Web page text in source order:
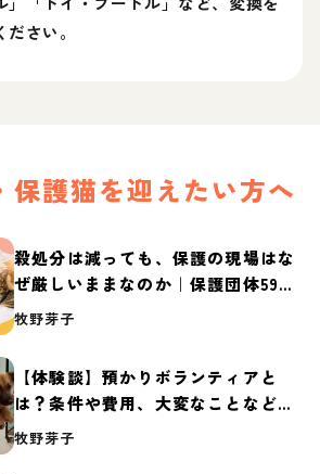
さい。
保護猫を迎えたい方へ
殺処分は減っても、保護の現場はな
ぜ厳しいままなのか｜保護団体59団
体の実態調査【保護犬・保護猫白書
牧野芽子
【体験談】預かりボランティアと
は？条件や費用、大変なことなど紹
介
牧野芽子